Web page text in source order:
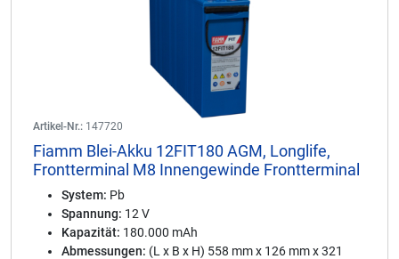
Artikel-Nr.: 147720
Fiamm Blei-Akku 12FIT180 AGM, Longlife,
Frontterminal M8 Innengewinde Frontterminal
System: Pb
Spannung: 12 V
Kapazität: 180.000 mAh
Abmessungen: (L x B x H) 558 mm x 126 mm x 321